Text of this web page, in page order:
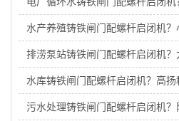
水产养殖铸铁闸门配螺杆启闭机？
排涝泵站铸铁闸门配螺杆启闭机
水库铸铁闸门配螺杆启闭机？高扬
污水处理铸铁闸门配螺杆启闭机